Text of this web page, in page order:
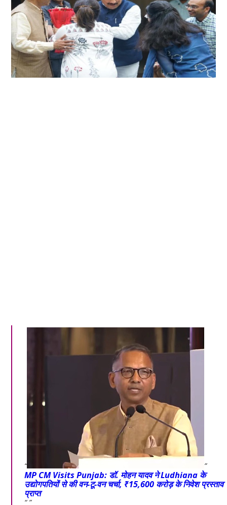
MP CM Visits Punjab: डॉ. मोहन यादव ने Ludhiana के
उद्योगपतियों से की वन-टू-वन चर्चा, ₹15,600 करोड़ के निवेश प्रस्ताव
प्राप्त